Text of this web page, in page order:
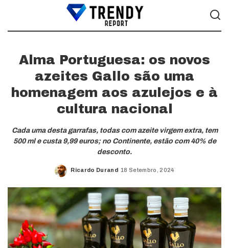
Alma Portuguesa: os novos
azeites Gallo são uma
homenagem aos azulejos e à
cultura nacional
Cada uma desta garrafas, todas com azeite virgem extra, tem
500 ml e custa 9,99 euros; no Continente, estão com 40% de
desconto.
Posted
Ricardo Durand 18 Setembro, 2024